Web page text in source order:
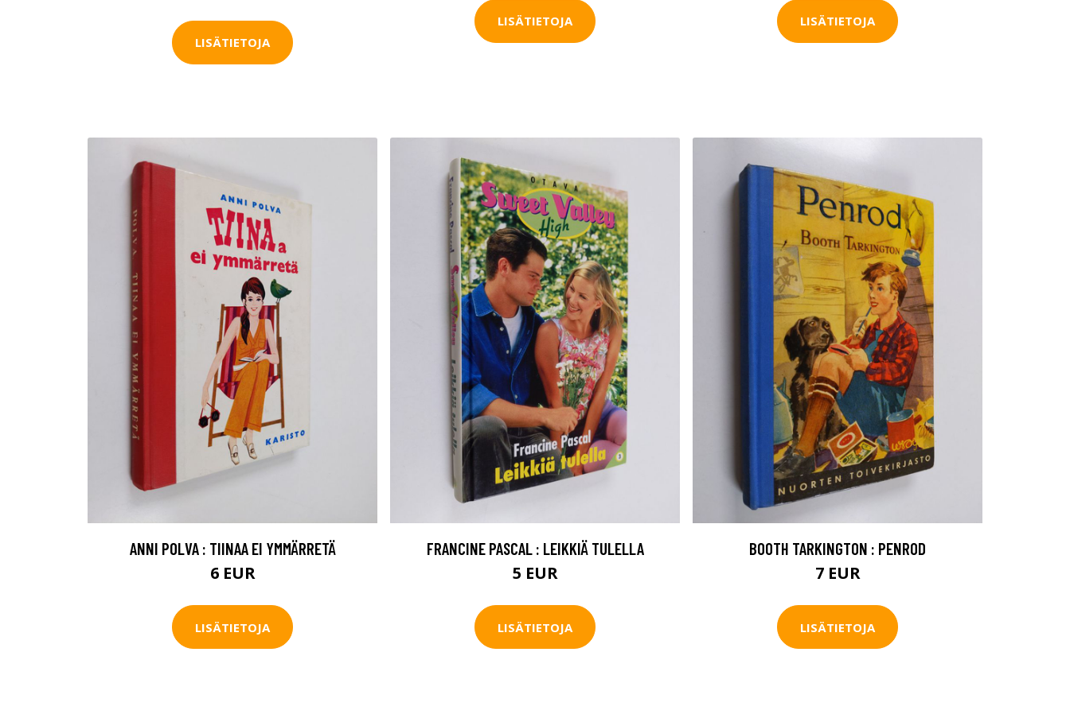
LISÄTIETOJA
LISÄTIETOJA LISÄTIETOJA
ANNI POLVA : TIINAA EI YMMÄRRETÄ
6 EUR
LISÄTIETOJA
FRANCINE PASCAL : LEIKKIÄ TULELLA
5 EUR
LISÄTIETOJA
BOOTH TARKINGTON : PENROD
7 EUR
LISÄTIETOJA